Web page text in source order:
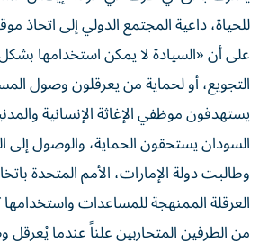
للحياة، داعية المجتمع الدولي إلى
على أن «السيادة لا يمكن استخدامها
التجويع، أو لحماية من يعرقلون وصول
يستهدفون موظفي الإغاثة الإنسانية
السودان يستحقون الحماية، والوصول
وطالبت دولة الإمارات، الأمم المتحدة
العرقلة الممنهجة للمساعدات
من الطرفين المتحاربين علناً عندما